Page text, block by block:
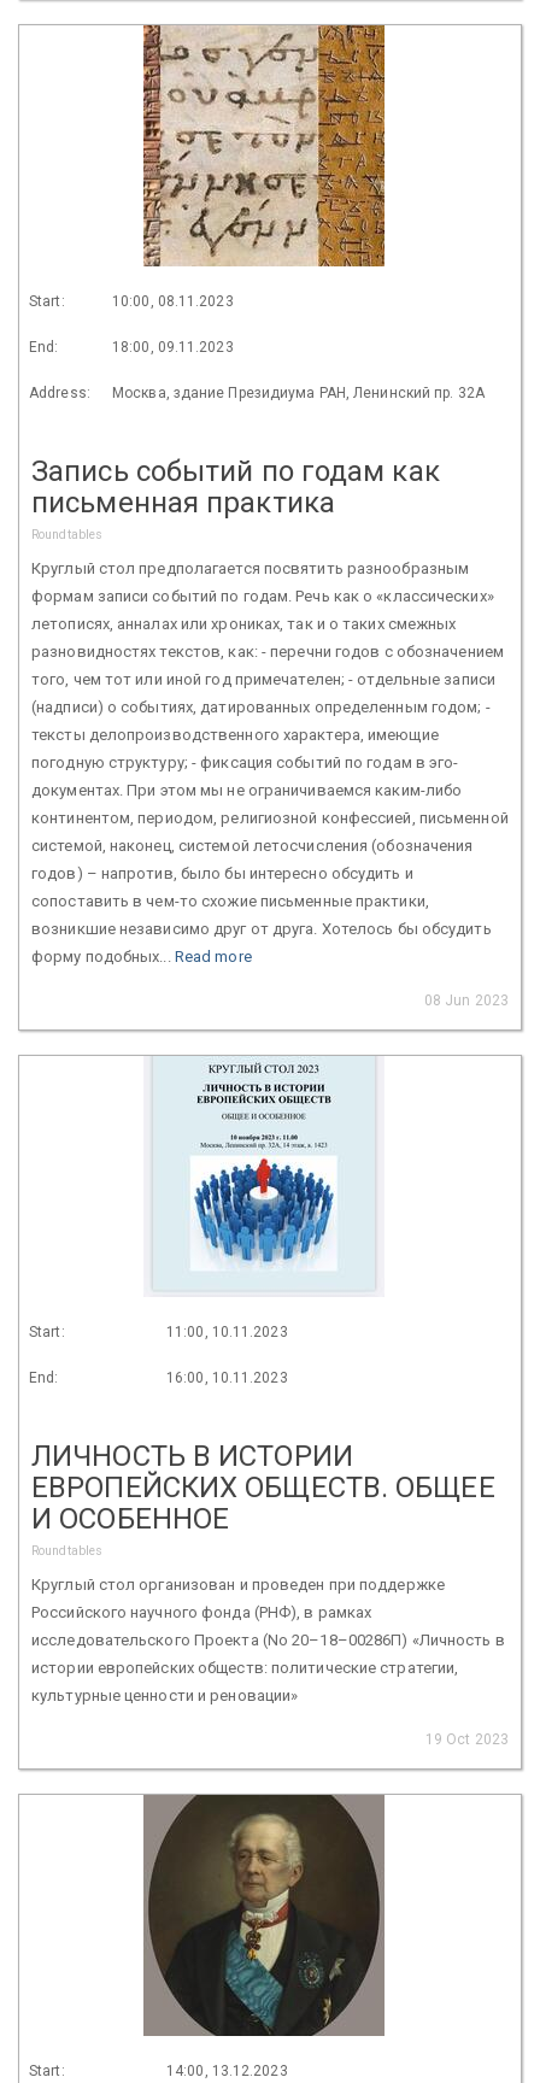
Start: 10:00, 08.11.2023
End: 18:00, 09.11.2023
Address: Москва, здание Президиума РАН, Ленинский пр. 32А
Запись событий по годам как
письменная практика
Roundtables
Круглый стол предполагается посвятить разнообразным
формам записи событий по годам. Речь как о «классических»
летописях, анналах или хрониках, так и о таких смежных
разновидностях текстов, как: - перечни годов с обозначением
того, чем тот или иной год примечателен; - отдельные записи
(надписи) о событиях, датированных определенным годом; -
тексты делопроизводственного характера, имеющие
погодную структуру; - фиксация событий по годам в эго-
документах. При этом мы не ограничиваемся каким-либо
континентом, периодом, религиозной конфессией, письменной
системой, наконец, системой летосчисления (обозначения
годов) – напротив, было бы интересно обсудить и
сопоставить в чем-то схожие письменные практики,
возникшие независимо друг от друга. Хотелось бы обсудить
форму подобных... Read more
08 Jun 2023
Start: 11:00, 10.11.2023
End: 16:00, 10.11.2023
ЛИЧНОСТЬ В ИСТОРИИ
ЕВРОПЕЙСКИХ ОБЩЕСТВ. ОБЩЕЕ
И ОСОБЕННОЕ
Roundtables
Круглый стол организован и проведен при поддержке
Российского научного фонда (РНФ), в рамках
исследовательского Проекта (No 20–18–00286П) «Личность в
истории европейских обществ: политические стратегии,
культурные ценности и реновации»
19 Oct 2023
Start: 14:00, 13.12.2023